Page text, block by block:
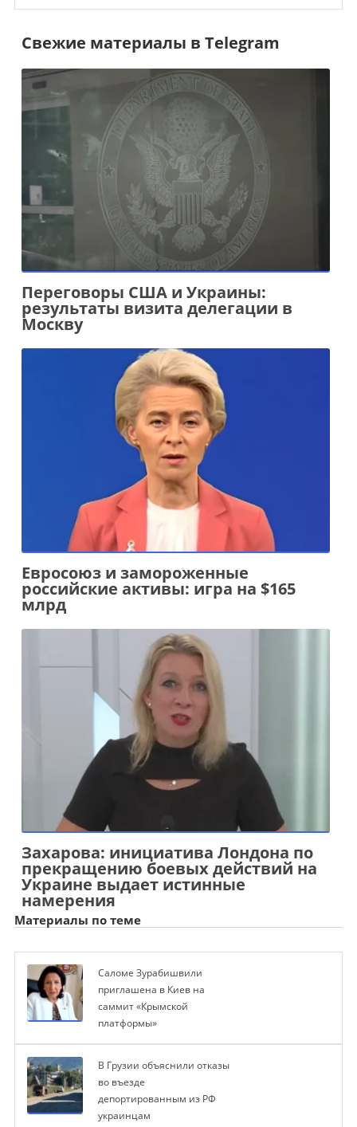
Свежие материалы в Telegram
Переговоры США и Украины:
результаты визита делегации в
Москву
Евросоюз и замороженные
российские активы: игра на $165
млрд
Захарова: инициатива Лондона по
прекращению боевых действий на
Украине выдает истинные
намерения
Материалы по теме
Саломе Зурабишвили
приглашена в Киев на
саммит «Крымской
платформы»
В Грузии объяснили отказы
во въезде
депортированным из РФ
украинцам